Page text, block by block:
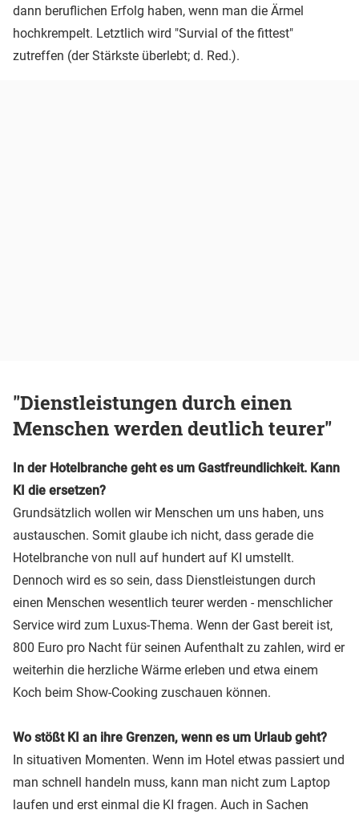
dann beruflichen Erfolg haben, wenn man die Ärmel
hochkrempelt. Letztlich wird "Survial of the fittest"
zutreffen (der Stärkste überlebt; d. Red.).
"Dienstleistungen durch einen
Menschen werden deutlich teurer"
In der Hotelbranche geht es um Gastfreundlichkeit. Kann
KI die ersetzen?
Grundsätzlich wollen wir Menschen um uns haben, uns
austauschen. Somit glaube ich nicht, dass gerade die
Hotelbranche von null auf hundert auf KI umstellt.
Dennoch wird es so sein, dass Dienstleistungen durch
einen Menschen wesentlich teurer werden - menschlicher
Service wird zum Luxus-Thema. Wenn der Gast bereit ist,
800 Euro pro Nacht für seinen Aufenthalt zu zahlen, wird er
weiterhin die herzliche Wärme erleben und etwa einem
Koch beim Show-Cooking zuschauen können.
Wo stößt KI an ihre Grenzen, wenn es um Urlaub geht?
In situativen Momenten. Wenn im Hotel etwas passiert und
man schnell handeln muss, kann man nicht zum Laptop
laufen und erst einmal die KI fragen. Auch in Sachen